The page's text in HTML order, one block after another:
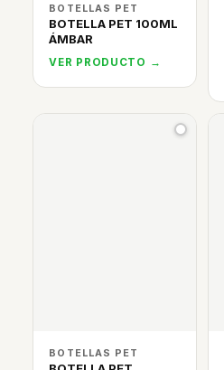
BOTELLAS PET
BOTELLA PET 100ML
ÁMBAR
VER PRODUCTO →
BOTELLAS PET